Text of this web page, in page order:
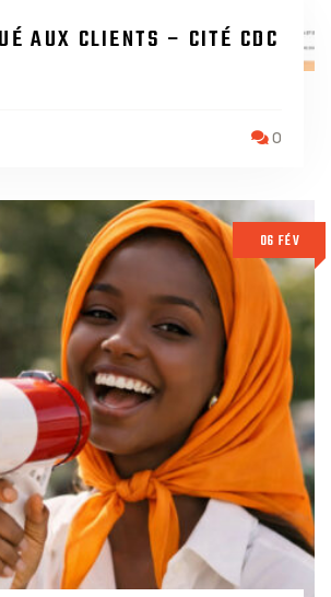
AUX CLIENTS – CITÉ CDC
0
06 FÉV